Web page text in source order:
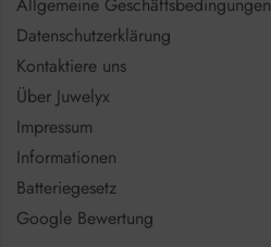
Allgemeine Geschäftsbedingungen
Datenschutzerklärung
Kontaktiere uns
Über Juwelyx
Impressum
Informationen
Batteriegesetz
Google Bewertung